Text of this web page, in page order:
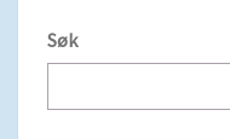
Søk